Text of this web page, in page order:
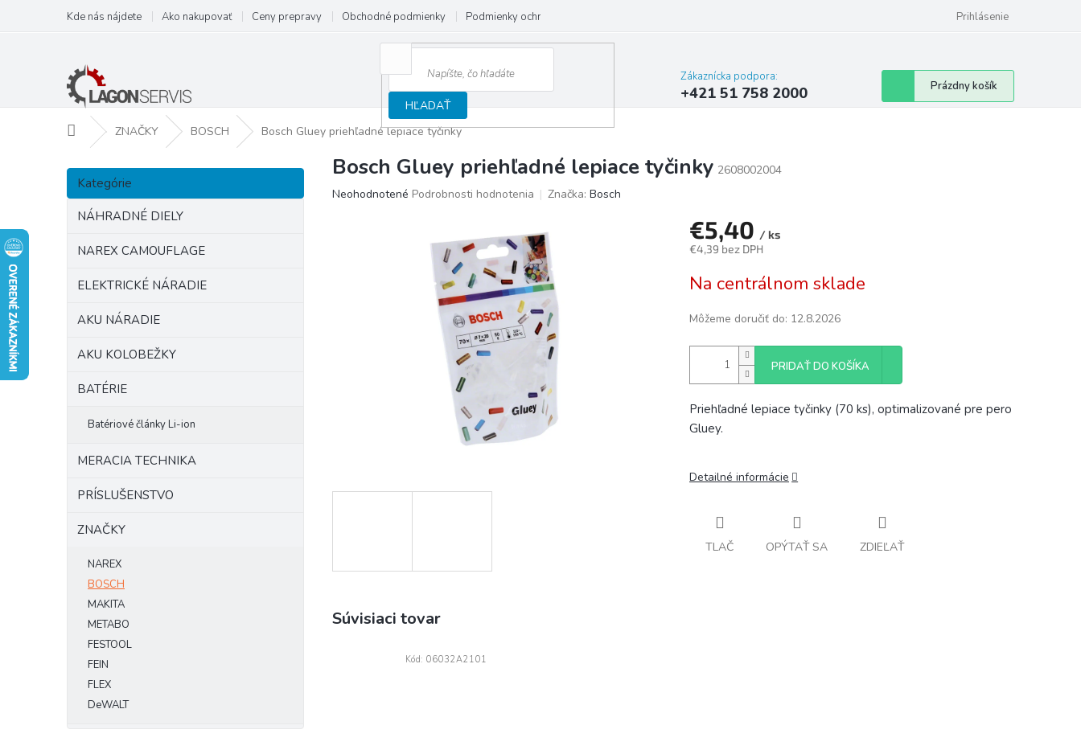
obsah
Kde nás nájdete Ako nakupovať Ceny prepravy Obchodné podmienky Podmienky ochrany osobných údajov Prihlásenie
HĽADAŤ
Zákaznícka podpora:
+421 51 758 2000
Nákupný
košík
Prázdny košík
DomovZNAČKY BOSCH Bosch Gluey priehľadné lepiace tyčinky
B
č
Preskočiť
kategórie
Kategórie
NÁHRADNÉ DIELY
NAREX CAMOUFLAGE
ELEKTRICKÉ NÁRADIE
AKU NÁRADIE
AKU KOLOBEŽKY
BATÉRIE
Batériové články Li-ion
MERACIA TECHNIKA
PRÍSLUŠENSTVO
ZNAČKY
NAREX
BOSCH
MAKITA
METABO
FESTOOL
FEIN
FLEX
DeWALT
Bosch Gluey priehľadné lepiace tyčinky 2608002004
Priemerné
Neohodnotené Podrobnosti hodnotenia Značka: Bosch
€5,40 / ks
€4,39 bez DPH
cena:
Na centrálnom sklade
Môžeme doručiť do: 12.8.2026
PRIDAŤ DO KOŠÍKA
Priehľadné lepiace tyčinky (70 ks), optimalizované pre pero
Gluey.
Detailné informácie
TLAČ OPÝTAŤ SA ZDIEĽAŤ
Súvisiaci tovar
Kód: 06032A2101